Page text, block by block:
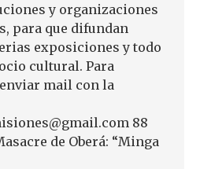
y organizaciones
para que difundan
exposiciones y todo
cultural. Para
mail con la
88
de Oberá: “Minga